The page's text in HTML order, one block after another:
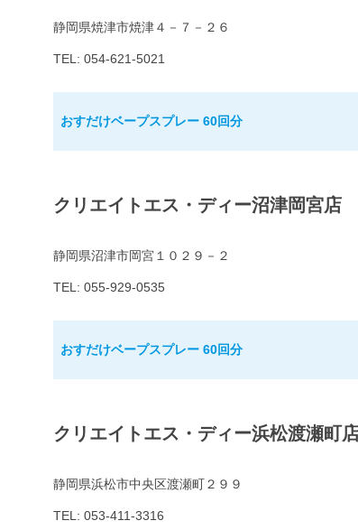
静岡県焼津市焼津４－７－２６
TEL: 054-621-5021
おすだけベープスプレー 60回分
クリエイトエス・ディー沼津岡宮店
静岡県沼津市岡宮１０２９－２
TEL: 055-929-0535
おすだけベープスプレー 60回分
クリエイトエス・ディー浜松渡瀬町
静岡県浜松市中央区渡瀬町２９９
TEL: 053-411-3316